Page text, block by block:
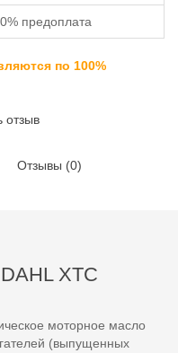
предоплата
по 100%
отзыв
Отзывы (0)
XTC
моторное масло
(выпущенных